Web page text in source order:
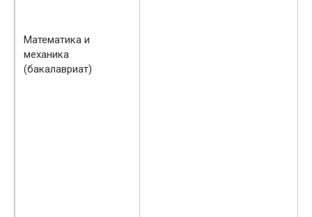
Математика и
механика
(бакалавриат)